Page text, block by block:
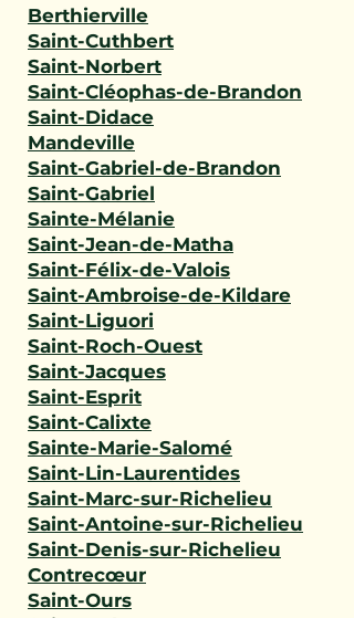
Berthierville
Saint-Cuthbert
Saint-Norbert
Saint-Cléophas-de-Brandon
Saint-Didace
Mandeville
Saint-Gabriel-de-Brandon
Saint-Gabriel
Sainte-Mélanie
Saint-Jean-de-Matha
Saint-Félix-de-Valois
Saint-Ambroise-de-Kildare
Saint-Liguori
Saint-Roch-Ouest
Saint-Jacques
Saint-Esprit
Saint-Calixte
Sainte-Marie-Salomé
Saint-Lin-Laurentides
Saint-Marc-sur-Richelieu
Saint-Antoine-sur-Richelieu
Saint-Denis-sur-Richelieu
Contrecœur
Saint-Ours